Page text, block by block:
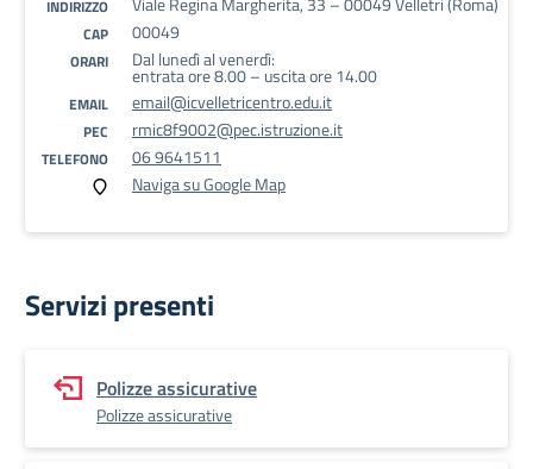
INDIRIZZO
CAP 00049
ORARI Dal lunedì al venerdì:
entrata ore 8.00 – uscita ore 14.00
EMAIL email@icvelletricentro.edu.it
PEC rmic8f9002@pec.istruzione.it
TELEFONO
06 9641511
Naviga su Google Map
Servizi presenti
Polizze assicurative
Polizze assicurative